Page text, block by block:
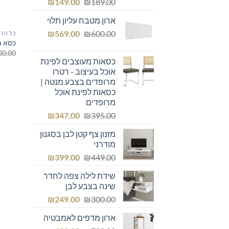
₪189.00
היה:
₪189.00.
₪149.00
הוא:
₪149.00.
ארון מטבח עליון תלוי
₪600.00
המחיר
₪600.00.
₪569.00
המחיר
₪569.00.כסאות מעוצבים לפינת
אוכל בעיצוב - רטרו
מרופדים בצבע מנטה |
כסאות לפינת אוכל
מרופדים
₪395.00
המחיר
היה:
₪347.00
המחיר
הוא:
מזנון צף קטן לבן בסגנון
מודרני
₪449.00
המחיר
היה:
₪449.00.
₪399.00
המחיר
הוא:שידת לילה צפה לחדר
שינה בצבע לבן
₪300.00
המחיר
היה:
₪249.00
המחיר
הוא:ארון מדפים לאמבטיה
כל
כסא